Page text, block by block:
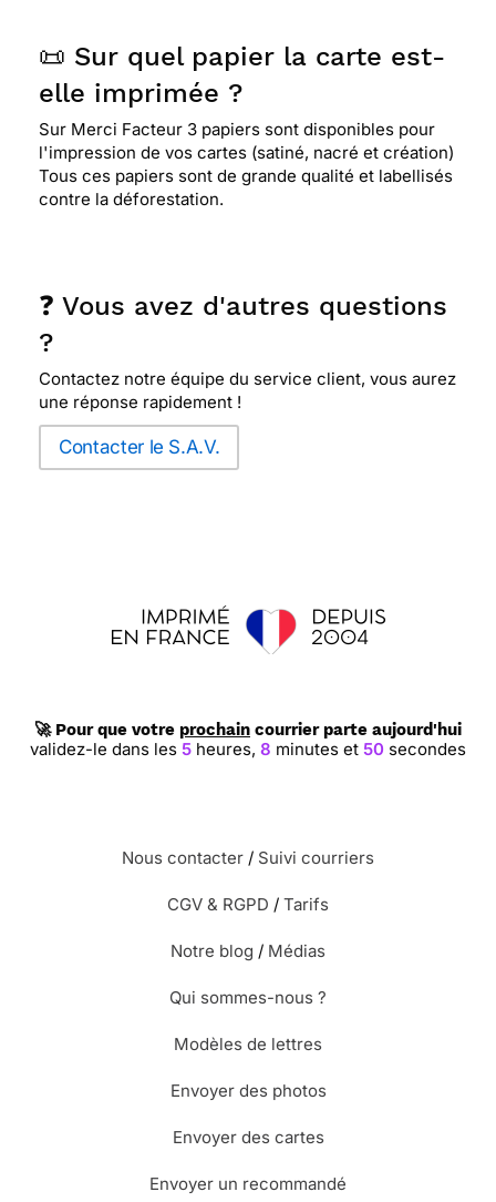
📜 Sur quel papier la carte est-
elle imprimée ?
Sur Merci Facteur 3 papiers sont disponibles pour
l'impression de vos cartes (satiné, nacré et création)
Tous ces papiers sont de grande qualité et labellisés
contre la déforestation.
❓ Vous avez d'autres questions
?
Contactez notre équipe du service client, vous aurez
une réponse rapidement !
Contacter le S.A.V.
🚀 Pour que votre prochain courrier parte aujourd'hui
validez-le dans les 5heures, 8 minutes et 49 secondes
Nous contacter / Suivi courriers
CGV & RGPD / Tarifs
Notre blog / Médias
Qui sommes-nous ?
Modèles de lettres
Envoyer des photos
Envoyer des cartes
Envoyer un recommandé